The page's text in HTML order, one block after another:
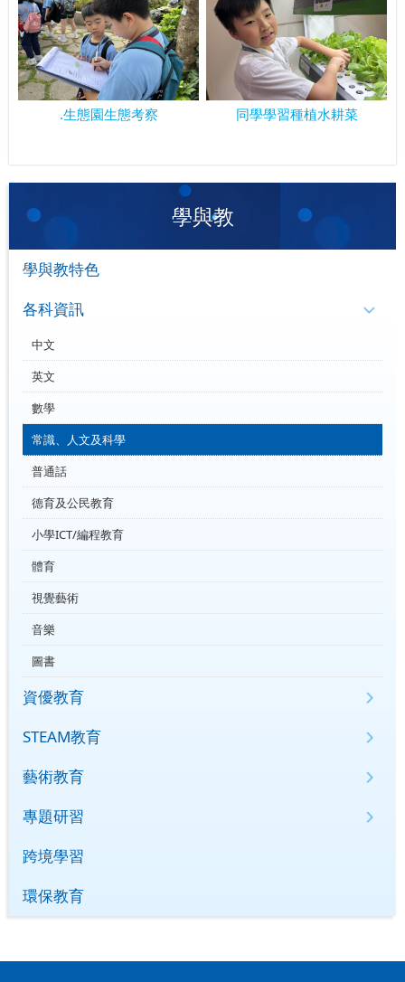
.生態園生態考察 同學學習種植水耕菜
學與教
學與教特色
各科資訊
中文
英文
數學
常識、人文及科學
普通話
德育及公民教育
小學ICT/編程教育
體育
視覺藝術
音樂
圖書
資優教育
STEAM教育
藝術教育
專題研習
跨境學習
環保教育